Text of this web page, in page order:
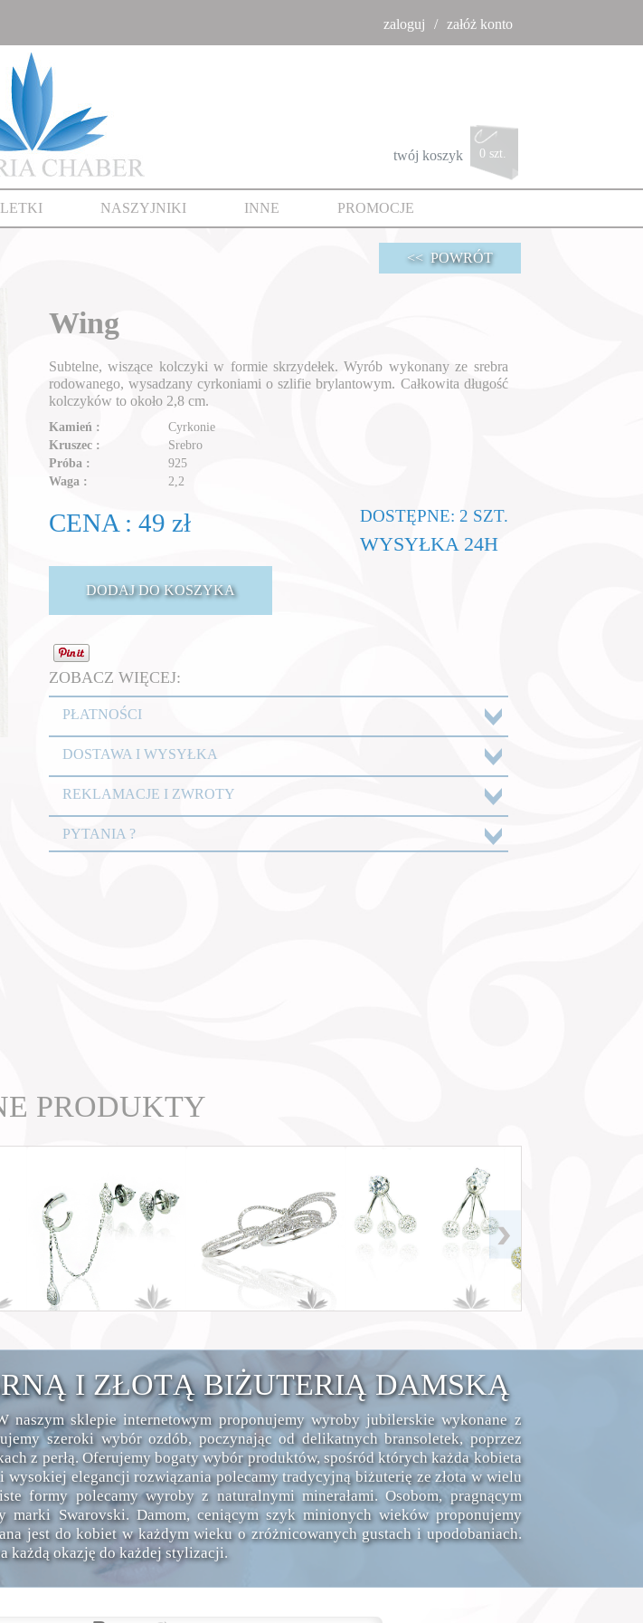
zaloguj załóż konto
twój koszyk 0 szt.
NASZYJNIKI INNE PROMOCJE
<< POWRÓT
Wing
Subtelne, wiszące kolczyki w formie skrzydełek. Wyrób wykonany ze srebra
rodowanego, wysadzany cyrkoniami o szlifie brylantowym. Całkowita długość
kolczyków to około 2,8 cm.
Kamień :
Cyrkonie
Kruszec :
Srebro
Próba :
925
Waga :
2,2
CENA : 49 zł DOSTĘPNE: 2 SZT.
WYSYŁKA 24H
ZOBACZ WIĘCEJ:
PŁATNOŚCI
DOSTAWA I WYSYŁKA
REKLAMACJE I ZWROTY
PYTANIA ?
PRODUKTY
I ZŁOTĄ BIŻUTERIĄ DAMSKĄ
naszym sklepie internetowym proponujemy wyroby jubilerskie wykonane z
szeroki wybór ozdób, poczynając od delikatnych bransoletek, poprzez
z perłą. Oferujemy bogaty wybór produktów, spośród których każda kobieta
wysokiej elegancji rozwiązania polecamy tradycyjną biżuterię ze złota w wielu
formy polecamy wyroby z naturalnymi minerałami. Osobom, pragnącym
marki Swarovski. Damom, ceniącym szyk minionych wieków proponujemy
jest do kobiet w każdym wieku o zróżnicowanych gustach i upodobaniach.
każdą okazję do każdej stylizacji.